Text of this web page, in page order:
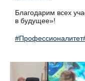
Благодарим всех
в будущее»!
#Профессионалитет